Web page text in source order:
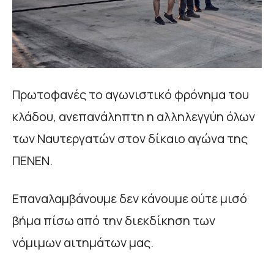
Πρωτοφανές το αγωνιστικό φρόνημα του
κλάδου, ανεπανάληπτη η αλληλεγγύη όλων
των Ναυτεργατών στον δίκαιο αγώνα της
ΠΕΝΕΝ.
Επαναλαμβάνουμε δεν κάνουμε ούτε μισό
βήμα πίσω από την διεκδίκηση των
νόμιμων αιτημάτων μας.